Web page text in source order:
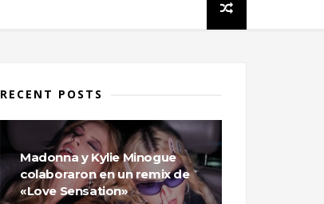
RECENT POSTS
Madonna y Kylie Minogue
colaboraron en un remix de
«Love Sensation»